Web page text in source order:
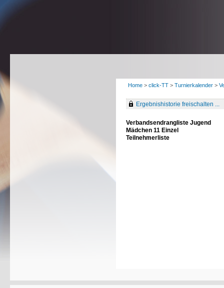
Home > click-TT > Turnierkalender >
Ergebnishistorie freischalten ...
Verbandsendrangliste Jugend
Mädchen 11 Einzel
Teilnehmerliste